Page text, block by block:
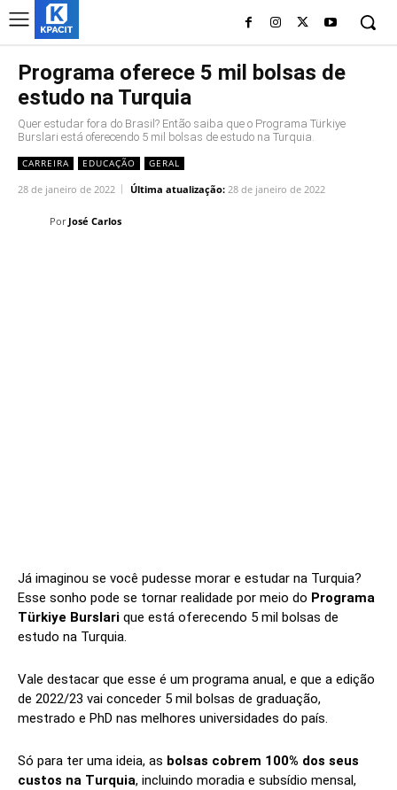
Programa oferece 5 mil bolsas de
estudo na Turquia
Quer estudar fora do Brasil? Então saiba que o Programa Türkiye
Burslari está oferecendo 5 mil bolsas de estudo na Turquia.
CARREIRA EDUCAÇÃO GERAL
28 de janeiro de 2022 Última atualização: 28 de janeiro de 2022
Por José Carlos
Já imaginou se você pudesse morar e estudar na Turquia?
Esse sonho pode se tornar realidade por meio do Programa
Türkiye Burslari que está oferecendo 5 mil bolsas de
estudo na Turquia.
Vale destacar que esse é um programa anual, e que a edição
de 2022/23 vai conceder 5 mil bolsas de graduação,
mestrado e PhD nas melhores universidades do país.
Só para ter uma ideia, as bolsas cobrem 100% dos seus
custos na Turquia, incluindo moradia e subsídio mensal,